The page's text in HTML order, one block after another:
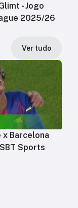
- Jogo
2025/26
Ver tudo
Barcelona
Sports